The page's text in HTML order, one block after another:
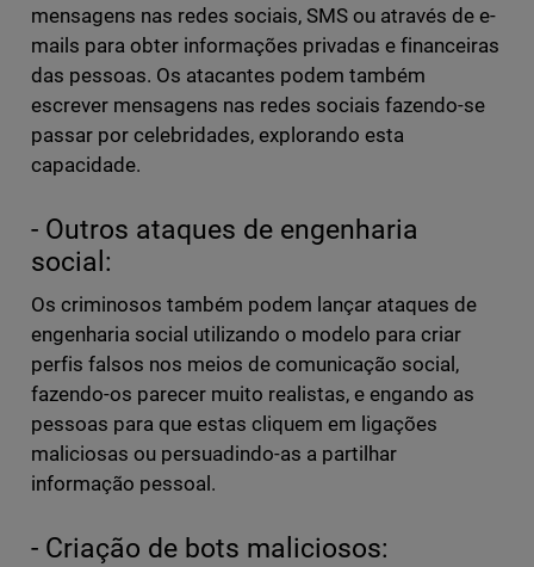
mensagens nas redes sociais, SMS ou através de e-
mails para obter informações privadas e financeiras
das pessoas. Os atacantes podem também
escrever mensagens nas redes sociais fazendo-se
passar por celebridades, explorando esta
capacidade.
- Outros ataques de engenharia
social:
Os criminosos também podem lançar ataques de
engenharia social utilizando o modelo para criar
perfis falsos nos meios de comunicação social,
fazendo-os parecer muito realistas, e engando as
pessoas para que estas cliquem em ligações
maliciosas ou persuadindo-as a partilhar
informação pessoal.
- Criação de bots maliciosos: